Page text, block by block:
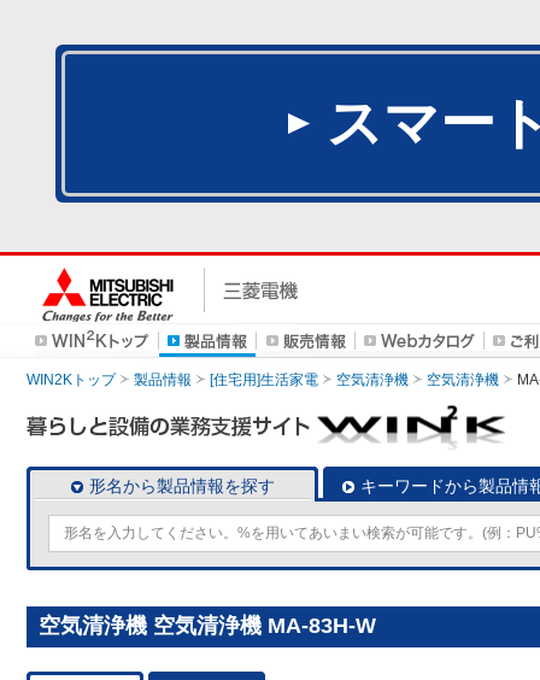
スマー
WIN2Kトップ 製品情報 [住宅用]生活家電 空気清浄機 空気清浄機
形名から製品情報を探す キーワードから製品情
空気清浄機 空気清浄機 MA-83H-W